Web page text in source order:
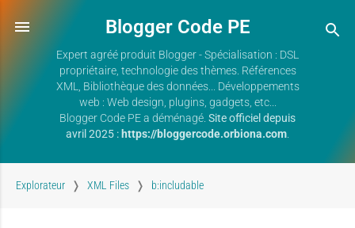
Blogger Code PE
Expert agréé produit Blogger - Spécialisation : DSL
propriétaire, technologie des thèmes. Références
XML, Bibliothèque des données... Développements
web : Web design, plugins, gadgets, etc...
Blogger Code PE a déménagé. Site officiel depuis
avril 2025 : https://bloggercode.orbiona.com.
Explorateur XML Files b:includable